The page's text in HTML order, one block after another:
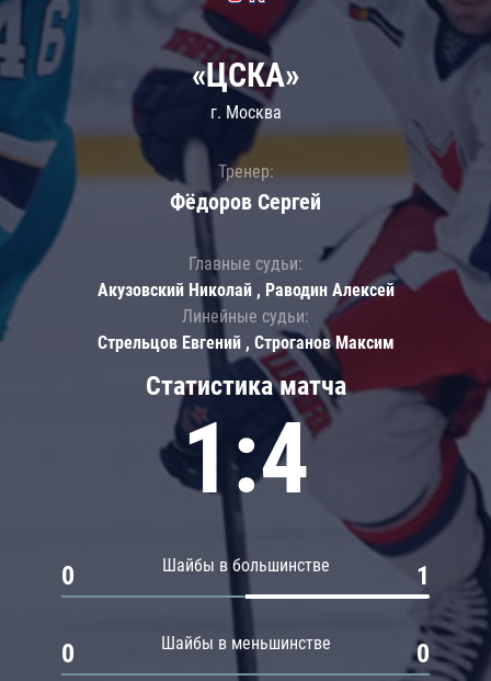
Статистика матча
1:4
Шайбы в большинстве
0 1
Шайбы в меньшинстве
0 0
«ЦСКА»
г. Москва
Тренер:
Фёдоров Сергей
Главные судьи:
Акузовский Николай , Раводин Алексей
Линейные судьи:
Стрельцов Евгений , Строганов Максим